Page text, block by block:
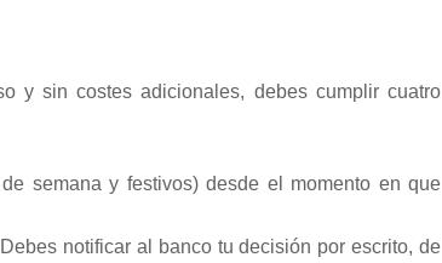
y sin costes adicionales, debes cumplir cuatro
semana y festivos) desde el momento en que
notificar al banco tu decisión por escrito, de